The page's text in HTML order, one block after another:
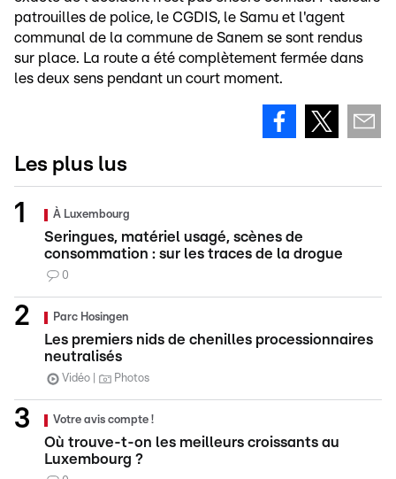
patrouilles de police, le CGDIS, le Samu et l'agent
communal de la commune de Sanem se sont rendus
sur place. La route a été complètement fermée dans
les deux sens pendant un court moment.
Les plus lus
À Luxembourg
Seringues, matériel usagé, scènes de
consommation : sur les traces de la drogue
0
Parc Hosingen
Les premiers nids de chenilles processionnaires
neutralisés
Vidéo Photos
Votre avis compte !
Où trouve-t-on les meilleurs croissants au
Luxembourg ?